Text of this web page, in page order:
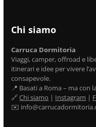
Chi siamo
Carruca Dormitoria
Viaggi, camper, offroad e
itinerari e idee per vivere
consapevole.
📍 Basati a Roma – ma con
🔗Chi siamo | Instagram |
✉️